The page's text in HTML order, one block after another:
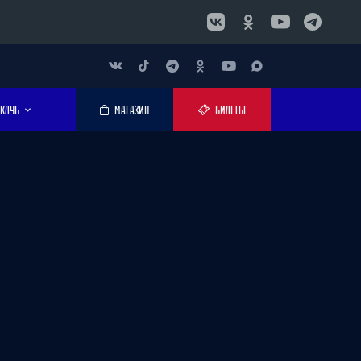
КЛУБ МАГАЗИН БИЛЕТЫ